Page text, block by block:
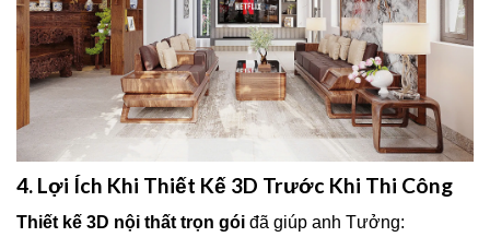
4. Lợi Ích Khi Thiết Kế 3D Trước Khi Thi Công
Thiết kế 3D nội thất trọn gói đã giúp anh Tưởng: